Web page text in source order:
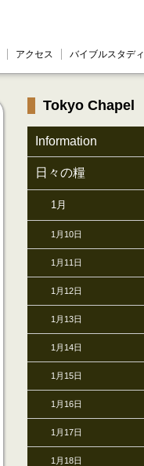
アクセス バイブルスタディ
Tokyo Chapel
Information
日々の糧
1月
1月10日
1月11日
1月12日
1月13日
1月14日
1月15日
1月16日
1月17日
1月18日